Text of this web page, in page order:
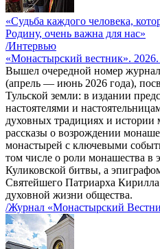
«Судьба каждого человека,
Родину, очень важна для нас»
/Интервью
«Монастырский вестник».
Вышел очередной номер
(апрель — июнь 2026 года),
Тульской земли: в издании
настоятелями и
духовных традициях и истории
рассказы о возрождении
монастырей с ключевыми
том числе о роли монашества в
Куликовской битвы, а
Святейшего Патриарха
духовной жизни общества.
/Журнал «Монастырский